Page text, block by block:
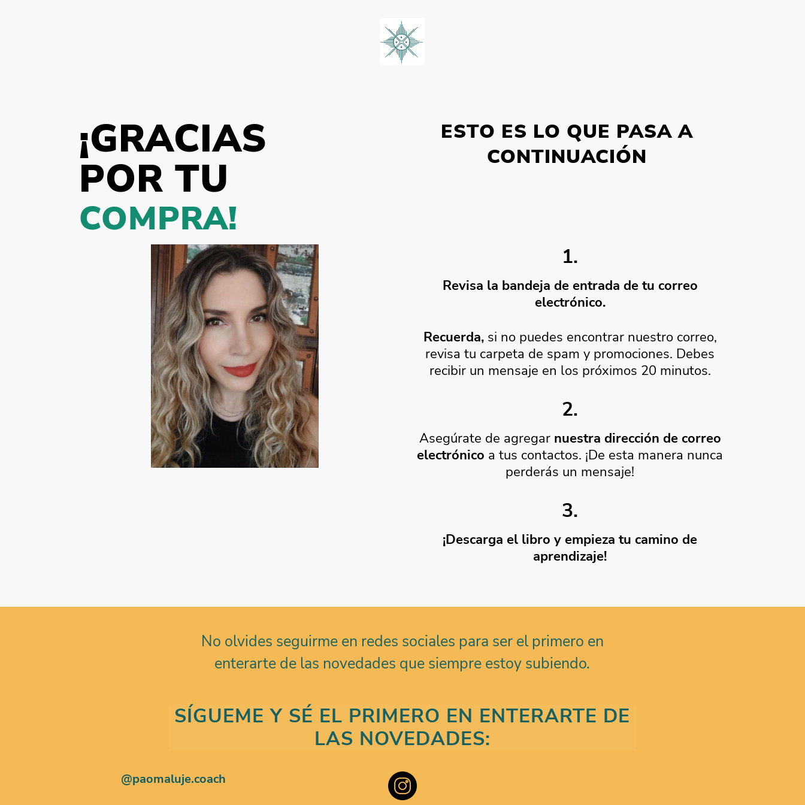
¡GRACIAS
POR TU
COMPRA!
ESTO ES LO QUE PASA A
CONTINUACIÓN
1.
Revisa la bandeja de entrada de tu correo
electrónico.
Recuerda, si no puedes encontrar nuestro correo,
revisa tu carpeta de spam y promociones. Debes
recibir un mensaje en los próximos 20 minutos.
2.
Asegúrate de agregar nuestra dirección de correo
electrónico a tus contactos. ¡De esta manera nunca
perderás un mensaje!
3.
¡Descarga el libro y empieza tu camino de
aprendizaje!
No olvides seguirme en redes sociales para ser el primero en
enterarte de las novedades que siempre estoy subiendo.
SÍGUEME Y SÉ EL PRIMERO EN ENTERARTE DE
LAS NOVEDADES:
@paomaluje.coach